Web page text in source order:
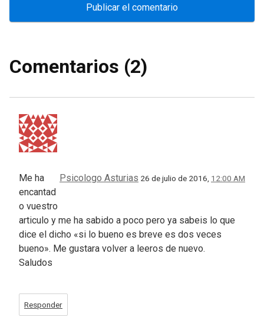
Comentarios (2)
Psicologo Asturias 26 de julio de 2016, 12:00 AM
Me ha
encantad
o vuestro
articulo y me ha sabido a poco pero ya sabeis lo que
dice el dicho «si lo bueno es breve es dos veces
bueno». Me gustara volver a leeros de nuevo.
Saludos
Responder